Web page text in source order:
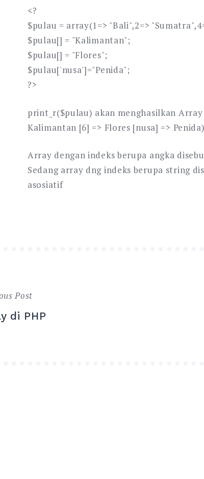
<?
$pulau = array(1=> "Bali",2=>
$pulau[] = "Kalimantan";
$pulau[] = "Flores";
$pulau['nusa']="Penida";
?>
print_r($pulau) akan menghasilkan Array
Kalimantan [6] => Flores [nusa] => Penida)
Array dengan indeks berupa angka
Sedang array dng indeks berupa string
asosiatif
Post
di PHP